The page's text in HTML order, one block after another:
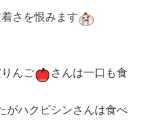
さを恨みます
んご
さんは一口も食
がハクビシンさんは食べ